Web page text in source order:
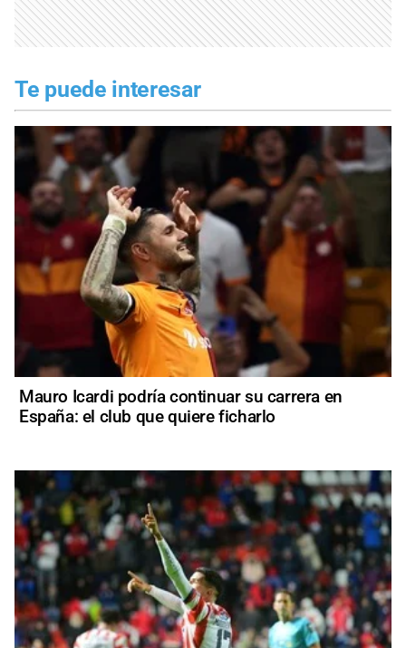
Te puede interesar
Mauro Icardi podría continuar su carrera en
España: el club que quiere ficharlo